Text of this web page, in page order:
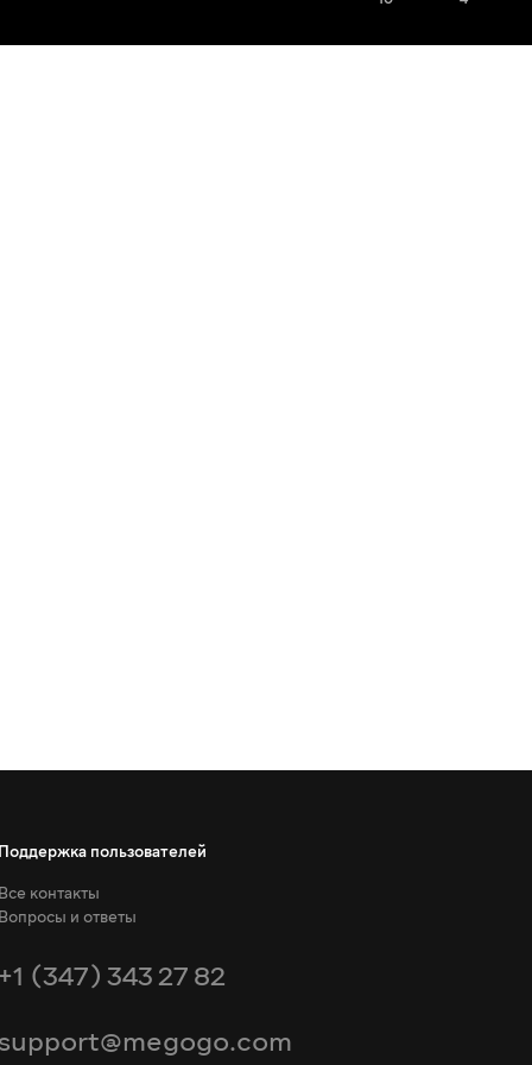
Поддержка пользователей
Все контакты
Вопросы и ответы
+1 (347) 343 27 82
support@megogo.com